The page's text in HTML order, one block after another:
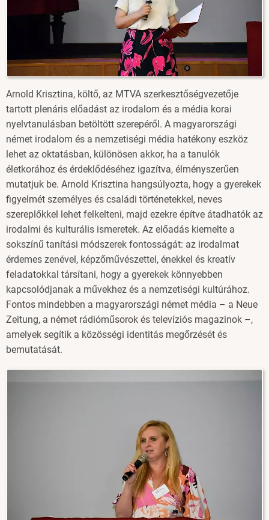
Arnold Krisztina, költő, az MTVA szerkesztőségvezetője
tartott plenáris előadást az irodalom és a média korai
nyelvtanulásban betöltött szerepéről. A magyarországi
német irodalom és a nemzetiségi média hatékony eszköz
lehet az oktatásban, különösen akkor, ha a tanulók
életkorához és érdeklődéséhez igazítva, élményszerűen
mutatjuk be. Arnold Krisztina hangsúlyozta, hogy a gyerekek
figyelmét személyes és családi történetekkel, neves
szereplőkkel lehet felkelteni, majd ezekre építve átadhatók az
irodalmi és kulturális ismeretek. Az előadás kiemelte a
sokszínű tanítási módszerek fontosságát: az irodalmat
érdemes zenével, képzőművészettel, énekkel és kreatív
feladatokkal társítani, hogy a gyerekek könnyebben
kapcsolódjanak a művekhez és a nemzetiségi kultúrához.
Fontos mindebben a magyarországi német média – a Neue
Zeitung, a német rádióműsorok és televíziós magazinok –,
amelyek segítik a közösségi identitás megőrzését és
bemutatását.